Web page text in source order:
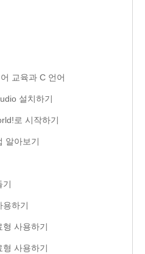
교육과 C 언어
설치하기
로 시작하기
알아보기
기
용하기
사용하기
사용하기